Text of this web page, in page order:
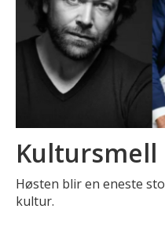
Kultursmell
Høsten blir en eneste
kultur.